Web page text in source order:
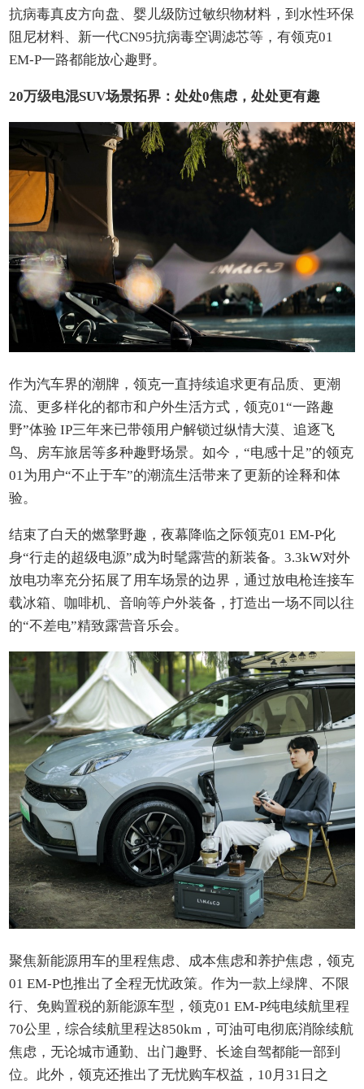
抗病毒真皮方向盘、婴儿级防过敏织物材料，到水性环保
阻尼材料、新一代CN95抗病毒空调滤芯等，有领克01
EM-P一路都能放心趣野。
20万级电混SUV场景拓界：处处0焦虑，处处更有趣
作为汽车界的潮牌，领克一直持续追求更有品质、更潮
流、更多样化的都市和户外生活方式，领克01“一路趣
野”体验 IP三年来已带领用户解锁过纵情大漠、追逐飞
鸟、房车旅居等多种趣野场景。如今，“电感十足”的领克
01为用户“不止于车”的潮流生活带来了更新的诠释和体
验。
结束了白天的燃擎野趣，夜幕降临之际领克01 EM-P化
身“行走的超级电源”成为时髦露营的新装备。3.3kW对外
放电功率充分拓展了用车场景的边界，通过放电枪连接车
载冰箱、咖啡机、音响等户外装备，打造出一场不同以往
的“不差电”精致露营音乐会。
聚焦新能源用车的里程焦虑、成本焦虑和养护焦虑，领克
01 EM-P也推出了全程无忧政策。作为一款上绿牌、不限
行、免购置税的新能源车型，领克01 EM-P纯电续航里程
70公里，综合续航里程达850km，可油可电彻底消除续航
焦虑，无论城市通勤、出门趣野、长途自驾都能一部到
位。此外，领克还推出了无忧购车权益，10月31日之